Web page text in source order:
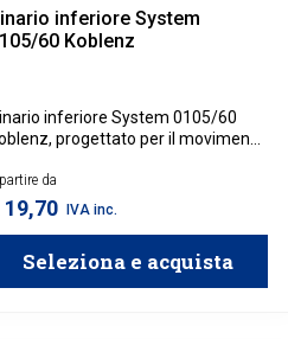
inferiore System
60 Koblenz
inferiore System 0105/60
progettato per il movimento
uno scorrimento stabile e
intoppi, perfetto per armadi e
Da utilizzare in
kit 0105/60 Koblenz.
da
19,70 IVA inc.
Seleziona e acquista